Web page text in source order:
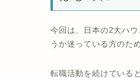
今回は、日本の2大ハ
うか迷っている方のた
転職活動を続けている